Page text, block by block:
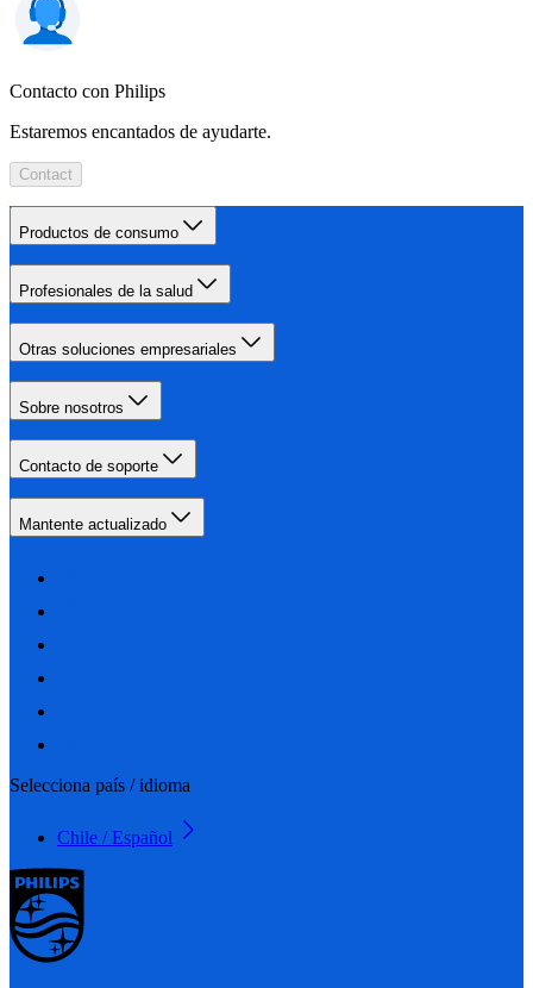
Contacto con Philips
Estaremos encantados de ayudarte.
Contact
Productos de consumo
Profesionales de la salud
Otras soluciones empresariales
Sobre nosotros
Contacto de soporte
Mantente actualizado
Selecciona país / idioma
Chile / Español